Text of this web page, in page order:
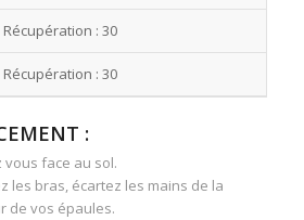
Récupération : 30
Récupération : 30
:
vous face au sol.
les bras, écartez les mains de la
de vos épaules.